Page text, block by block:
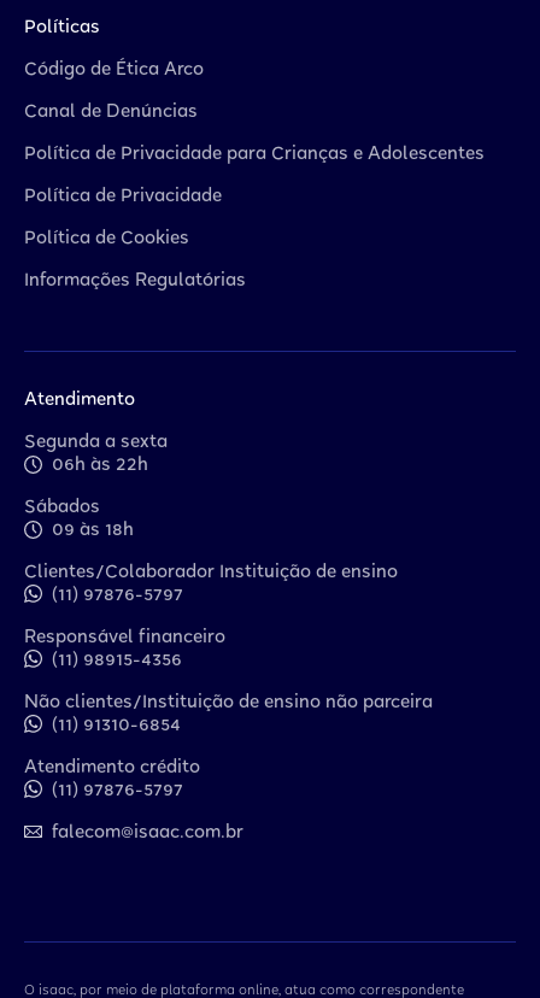
Políticas
Código de Ética Arco
Canal de Denúncias
Política de Privacidade para Crianças e Adolescentes
Política de Privacidade
Política de Cookies
Informações Regulatórias
Atendimento
Segunda a sexta
06h às 22h
Sábados
09 às 18h
Clientes/Colaborador Instituição de ensino
(11) 97876-5797
Responsável financeiro
(11) 98915-4356
Não clientes/Instituição de ensino não parceira
(11) 91310-6854
Atendimento crédito
(11) 97876-5797
falecom@isaac.com.br
O isaac, por meio de plataforma online, atua como correspondente